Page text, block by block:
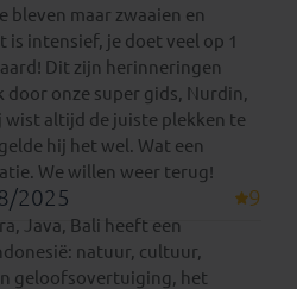
bleven maar zwaaien en
is intensief, je doet veel op 1
Dit zijn herinneringen
door onze super gids, Nurdin,
wist altijd de juiste plekken te
hij het wel. Wat een
We willen weer terug!
2025 9
Java, Bali heeft een
natuur, cultuur,
geloofsovertuiging, het